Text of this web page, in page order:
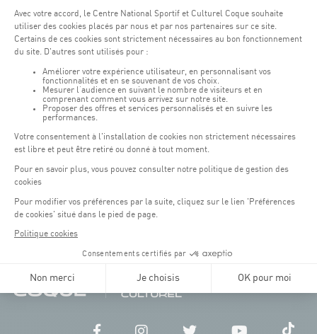
Luxembourg Ladies Tennis Masters 2026
Gymnase
Réservez vos places pour l'édition 2026 des Luxembourg Ladies
Tennis Master ! Angelique Kerber revient défendre son titre.